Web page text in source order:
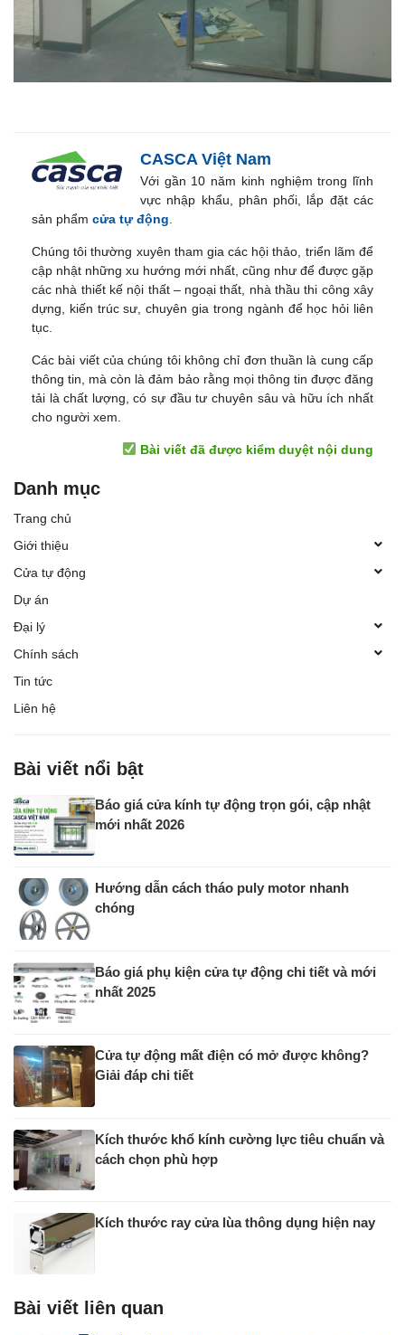
CASCA Việt Nam
Với gần 10 năm kinh nghiệm trong lĩnh
vực nhập khẩu, phân phối, lắp đặt các
sản phẩm cửa tự động
Chúng tôi thường xuyên tham gia các hội thảo, triển lãm để
cập nhật những xu hướng mới nhất, cũng như để được gặp
các nhà thiết kế nội thất – ngoại thất, nhà thầu thi công xây
dựng, kiến trúc sư, chuyên gia trong ngành để học hỏi liên
tục.
Các bài viết của chúng tôi không chỉ đơn thuần là cung cấp
thông tin, mà còn là đảm bảo rằng mọi thông tin được đăng
tải là chất lượng, có sự đầu tư chuyên sâu và hữu ích nhất
cho người xem.
Bài viết đã được kiểm duyệt nội dung
Danh mục
Trang chủ
Giới thiệu
Cửa tự động
Dự án
Đại lý
Chính sách
Tin tức
Liên hệ
Bài viết nổi bật
Báo giá cửa kính tự động trọn gói, cập nhật
mới nhất 2026
Hướng dẫn cách tháo puly motor nhanh
chóng
Báo giá phụ kiện cửa tự động chi tiết và mới
nhất 2025
Cửa tự động mất điện có mở được không?
Giải đáp chi tiết
Kích thước khổ kính cường lực tiêu chuẩn và
cách chọn phù hợp
Kích thước ray cửa lùa thông dụng hiện nay
Bài viết liên quan